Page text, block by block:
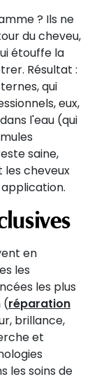
? Ils ne
du cheveu,
étouffe la
Résultat :
qui
eux,
dans l'eau (qui
saine,
les cheveux
en
les
les plus
(réparation
brillance,
et
les soins de